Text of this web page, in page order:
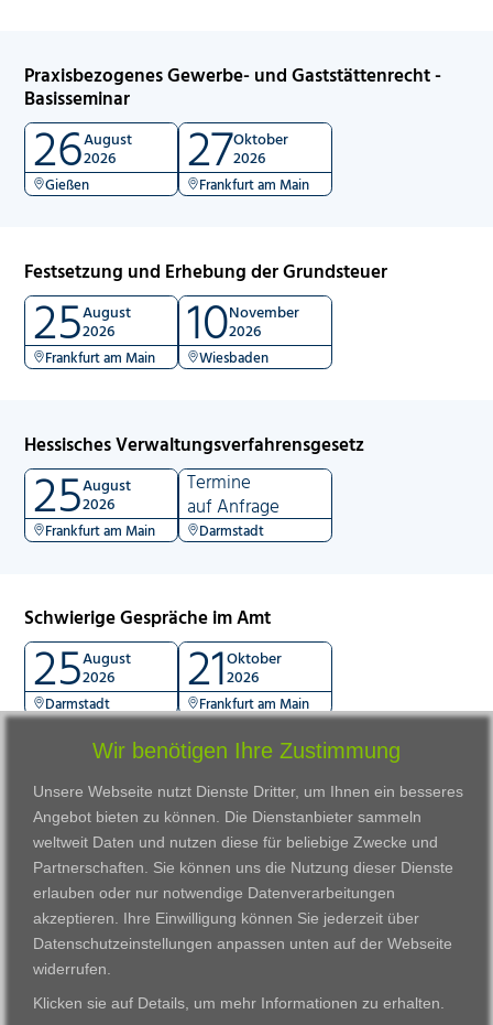
Praxisbezogenes Gewerbe- und Gaststättenrecht -
Basisseminar
26August
2026
Gießen 27Oktober
2026
Frankfurt am Main
Festsetzung und Erhebung der Grundsteuer
25August
2026
Frankfurt am Main 10November
2026
Wiesbaden
Hessisches Verwaltungsverfahrensgesetz
25August
2026
Frankfurt am Main
Termine
auf Anfrage
Darmstadt
Schwierige Gespräche im Amt
25August
2026
Darmstadt 21Oktober
2026
Frankfurt am Main
VWAK
Karriere
Links
Standorte
Darmstadt
Gießen
Bildungsangebot
Ausbildung
Wir benötigen Ihre Zustimmung
Unsere Webseite nutzt Dienste Dritter, um Ihnen ein besseres
Angebot bieten zu können. Die Dienstanbieter sammeln
weltweit Daten und nutzen diese für beliebige Zwecke und
Partnerschaften. Sie können uns die Nutzung dieser Dienste
erlauben oder nur notwendige Datenverarbeitungen
akzeptieren. Ihre Einwilligung können Sie jederzeit über
Datenschutzeinstellungen anpassen unten auf der Webseite
widerrufen.
Klicken sie auf Details, um mehr Informationen zu erhalten.